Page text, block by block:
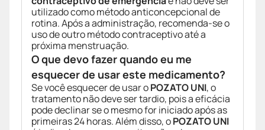
utilizado como método anticoncepcional de
rotina. Após a administração, recomenda-se o
uso de outro método contraceptivo até a
próxima menstruação.
O que devo fazer quando eu me
esquecer de usar este medicamento?
Se você esquecer de usar oPOZATO UNI, o
tratamento não deve ser tardio, pois a eficácia
pode declinar se o mesmo for iniciado após as
primeiras 24 horas. Além disso, oPOZATO UNI